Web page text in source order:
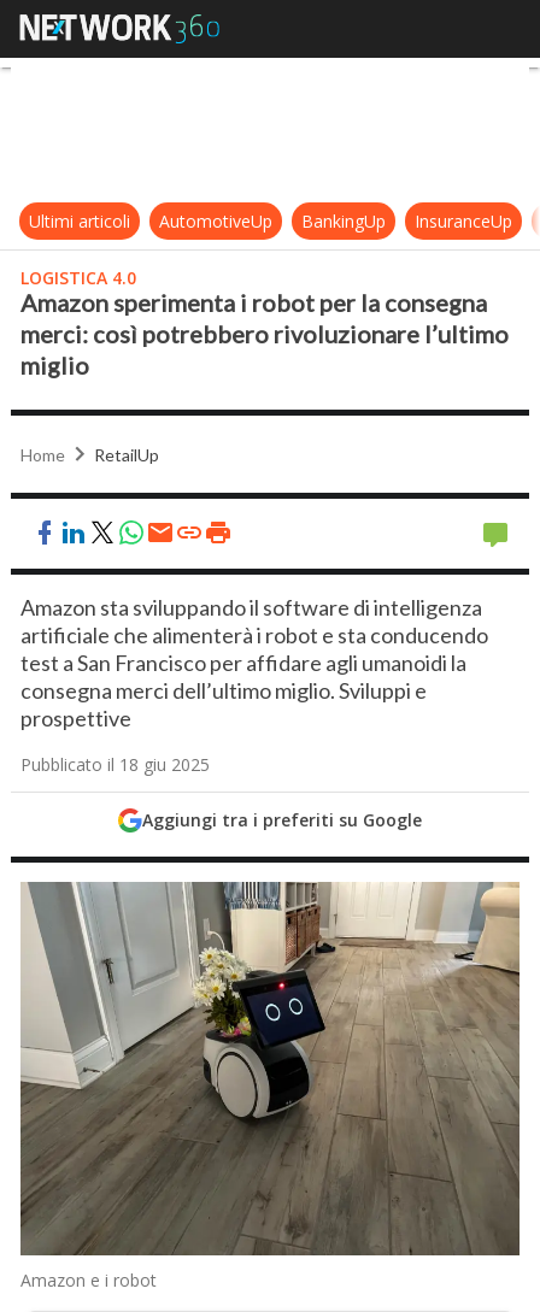
Amazon sperimenta i robot per la
Ultimi articoli AutomotiveUp BankingUp InsuranceUp
LOGISTICA 4.0
Amazon sperimenta i robot per la consegna
merci: così potrebbero rivoluzionare l’ultimo
miglio
Home RetailUp
Amazon sta sviluppando il software di intelligenza
artificiale che alimenterà i robot e sta conducendo
test a San Francisco per affidare agli umanoidi la
consegna merci dell’ultimo miglio. Sviluppi e
prospettive
Pubblicato il 18 giu 2025
Aggiungi tra i preferiti su Google
Amazon e i robot